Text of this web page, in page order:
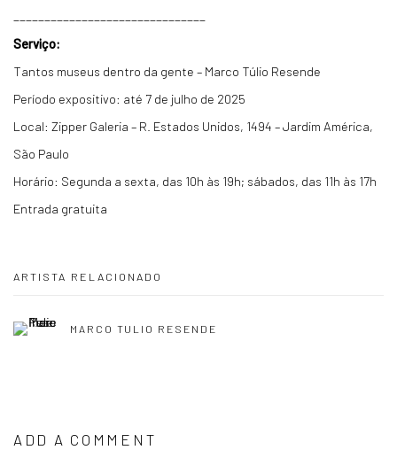
Serviço:
Tantos museus dentro da gente – Marco Túlio Resende
Período expositivo: até 7 de julho de 2025
Local: Zipper Galeria – R. Estados Unidos, 1494 – Jardim América,
São Paulo
Horário: Segunda a sexta, das 10h às 19h; sábados, das 11h às 17h
Entrada gratuita
ARTISTA RELACIONADO
MARCO TULIO RESENDE
ADD A COMMENT